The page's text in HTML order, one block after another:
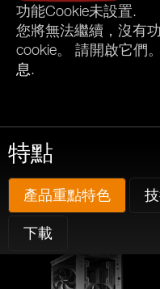
功能Cookie未設置.
您將無法繼續，沒有
cookie。 請開啟它們
息.
特點
產品重點特色
下載